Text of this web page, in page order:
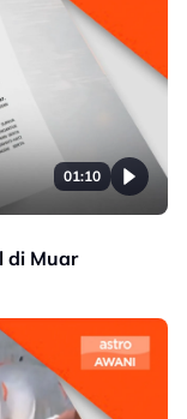
01:10
di Muar